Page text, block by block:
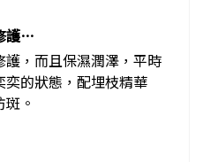
護日
，而且保濕潤澤，平時
的狀態，配埋枝精華
。